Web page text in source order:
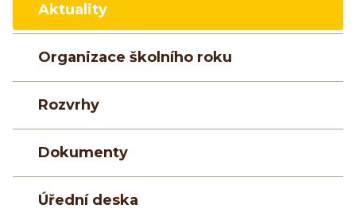
Aktuality
Organizace školního roku
Rozvrhy
Dokumenty
Úřední deska